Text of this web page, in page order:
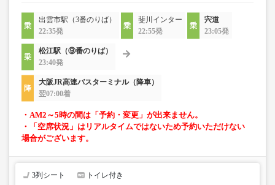
出雲市駅（3番のりば）
22:35発
斐川インター
22:55発
宍道
23:05発
松江駅（⑨番のりば）
23:40発
大阪JR高速バスターミナル（降車）
翌07:00着
・AM2～5時の間は「予約・変更」が出来ません。
・「空席状況」はリアルタイムではないため予約いただけない
場合がございます。
3列シート トイレ付き